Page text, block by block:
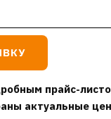
прайс-
актуальные